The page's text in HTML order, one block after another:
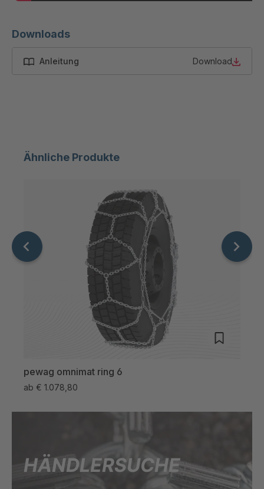
Downloads
Anleitung Download
Ähnliche Produkte
pewag omnimat ring 6
ab € 1.078,80
HÄNDLERSUCHE